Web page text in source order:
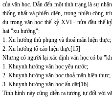
của văn học. Dẫn đến một tình trạng là sự
thống nhất và phiến diện, trong nhiều công
dụ trong văn học thế kỷ XVI - nửa đầu thế
hai "xu hướng":
1. Xu hướng thù phụng và thoả mãn hiện thực;
2. Xu hướng tố cáo hiện thực[15]
Nhưng có người lại xác định văn học có ba
1. Khuynh hướng văn học yêu nước;
2. Khuynh hướng văn học thoả mãn hiện thực;
3. Khuynh hướng văn học ẩn dật[16].
Tình hình này cũng diễn ra tương tự đối với